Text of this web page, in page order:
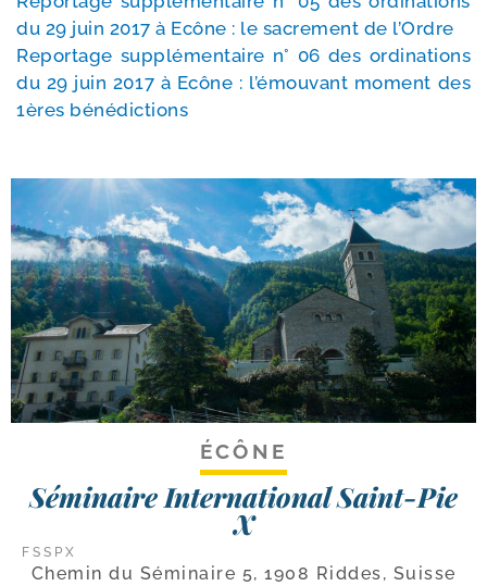
du 29 juin 2017 à Ecône : le sacre­ment de l’Ordre
Reportage sup­plé­men­taire n° 06 des ordi­na­tions
du 29 juin 2017 à Ecône : l’é­mou­vant moment des
1ères bénédictions
ÉCÔNE
Séminaire International Saint-Pie
X
FSSPX
Chemin du Séminaire 5, 1908 Riddes, Suisse